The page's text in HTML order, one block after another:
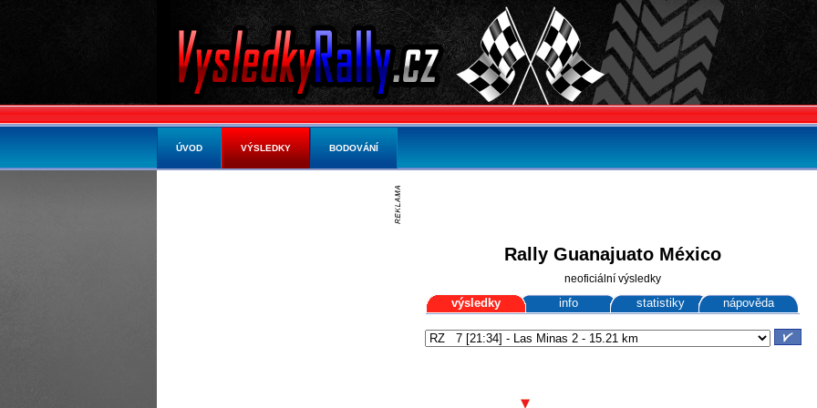
Rally Guanajuato México
neoficiální výsledky
výsledky info statistiky nápověda
ÚVOD VÝSLEDKY BODOVÁNÍ